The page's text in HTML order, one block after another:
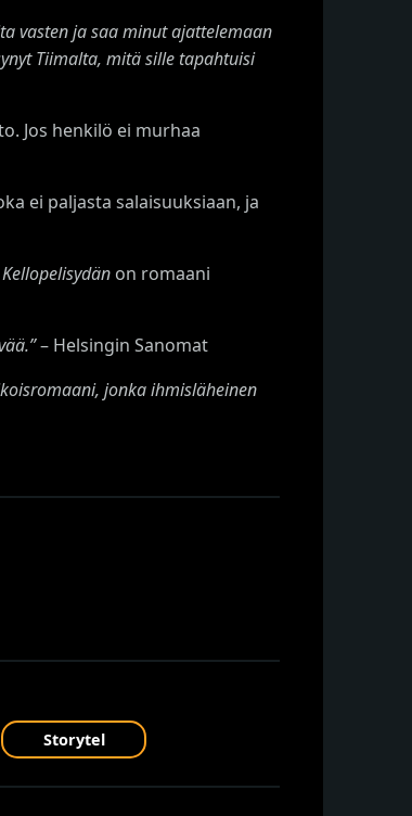
vasten ja saa minut ajattelemaan
Tiimalta, mitä sille tapahtuisi
Jos henkilö ei murhaa
ei paljasta salaisuuksiaan, ja
Kellopelisydän on romaani
– Helsingin Sanomat
jonka ihmisläheinen
Storytel